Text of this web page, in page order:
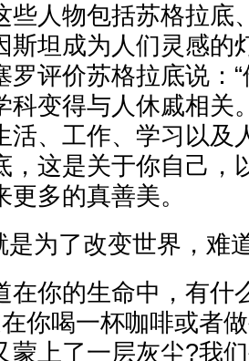
些人物包括苏格拉底
斯坦成为人们灵感的
罗评价苏格拉底说：
科变得与人休戚相关
活、工作、学习以及
，这是关于你自己，
多的真善美。
了改变世界，难
你的生命中，有什
你喝一杯咖啡或者
蒙上了一层灰尘?我